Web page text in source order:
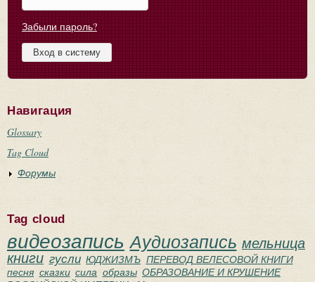
Забыли пароль?
Навигация
Glossary
Tag Cloud
Форумы
Tag cloud
видеозапись Аудиозапись мельница
книги гусли ЮДЖИЗМЪ ПЕРЕВОД ВЕЛЕСОВОЙ КНИГИ
песня сказки сила образы ОБРАЗОВАНИЕ И КРУШЕНИЕ